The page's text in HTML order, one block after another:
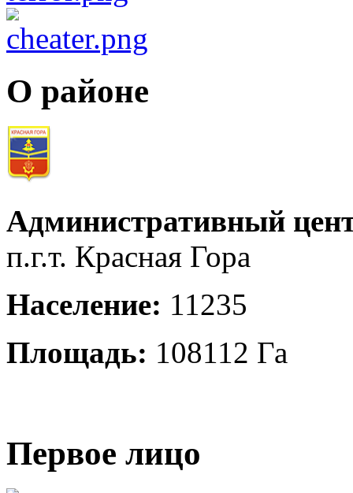
О районе
Административный
п.г.т. Красная Гора
Население: 11235
Площадь: 108112 Га
Первое лицо